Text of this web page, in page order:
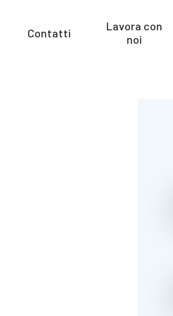
Contatti
Lavora con
noi